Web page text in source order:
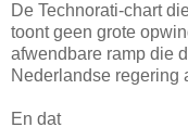
De Technorati-chart
toont geen grote
afwendbare ramp die
Nederlandse regering
En dat